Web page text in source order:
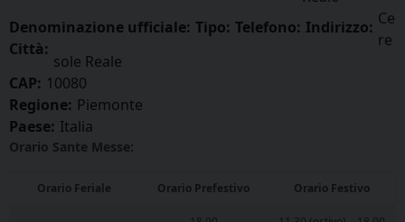
Denominazione ufficiale: Tipo: Telefono: Indirizzo:
Città:
Ce
re
sole Reale
CAP: 10080
Regione: Piemonte
Paese: Italia
Orario Sante Messe:
Orario Feriale Orario Prefestivo Orario Festivo